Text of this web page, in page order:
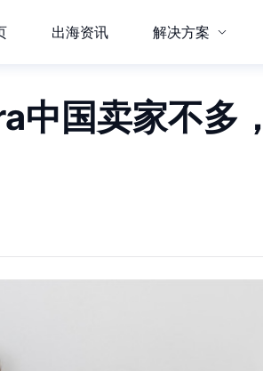
出海资讯 解决方案
中国卖家不多